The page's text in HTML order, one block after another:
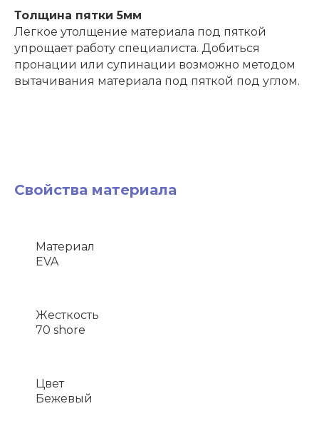
Толщина пятки 5мм
Легкое утолщение материала под пяткой
упрощает работу специалиста. Добиться
пронации или супинации возможно методом
вытачивания материала под пяткой под углом.
Свойства материала
Материал
EVA
Жесткость
70 shore
Цвет
Бежевый